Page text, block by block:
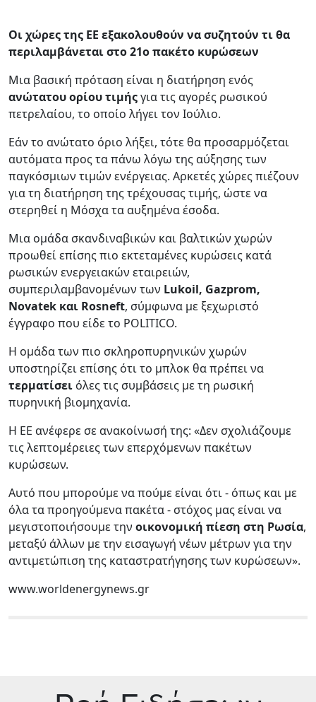
Οι χώρες της ΕΕ εξακολουθούν να συζητούν τι θα
περιλαμβάνεται στο 21ο πακέτο κυρώσεων
Μια βασική πρόταση είναι η διατήρηση ενός
ανώτατου ορίου τιμήςγια τις αγορές ρωσικού
πετρελαίου, το οποίο λήγει τον Ιούλιο.
Εάν το ανώτατο όριο λήξει, τότε θα προσαρμόζεται
αυτόματα προς τα πάνω λόγω της αύξησης των
παγκόσμιων τιμών ενέργειας. Αρκετές χώρες πιέζουν
για τη διατήρηση της τρέχουσας τιμής, ώστε να
στερηθεί η Μόσχα τα αυξημένα έσοδα.
Μια ομάδα σκανδιναβικών και βαλτικών χωρών
προωθεί επίσης πιο εκτεταμένες κυρώσεις κατά
ρωσικών ενεργειακών εταιρειών,
συμπεριλαμβανομένων των Lukoil, Gazprom,
Novatek και Rosneft, σύμφωνα με ξεχωριστό
έγγραφο που είδε το POLITICO.
Η ομάδα των πιο σκληροπυρηνικών χωρών
υποστηρίζει επίσης ότι το μπλοκ θα πρέπει να
τερματίσει όλες τις συμβάσεις με τη ρωσική
πυρηνική βιομηχανία.
Η ΕΕ ανέφερε σε ανακοίνωσή της: «Δεν σχολιάζουμε
τις λεπτομέρειες των επερχόμενων πακέτων
κυρώσεων.
Αυτό που μπορούμε να πούμε είναι ότι - όπως και με
όλα τα προηγούμενα πακέτα - στόχος μας είναι να
μεγιστοποιήσουμε την οικονομική πίεση στη Ρωσία,
μεταξύ άλλων με την εισαγωγή νέων μέτρων για την
αντιμετώπιση της καταστρατήγησης των κυρώσεων».
www.worldenergynews.gr